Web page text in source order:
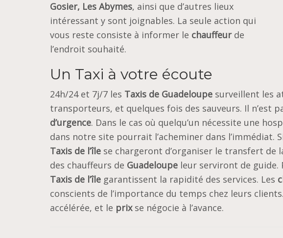
Gosier, Les Abymes, ainsi que d’autres lieux
intéressant y sont joignables. La seule action qui
vous reste consiste à informer le chauffeurde
l’endroit souhaité.
Un Taxi à votre écoute
24h/24 et 7j/7 les Taxis de Guadeloupe surveillent les
transporteurs, et quelques fois des sauveurs. Il n’est
d’urgence. Dans le cas où quelqu’un nécessite une
dans notre site pourrait l’acheminer dans l’immédiat.
Taxis de l’île se chargeront d’organiser le transfert de
des chauffeurs de Guadeloupe leur serviront de guide.
Taxis de l’île garantissent la rapidité des services. Les
conscients de l’importance du temps chez leurs
accélérée, et le prixse négocie à l’avance.